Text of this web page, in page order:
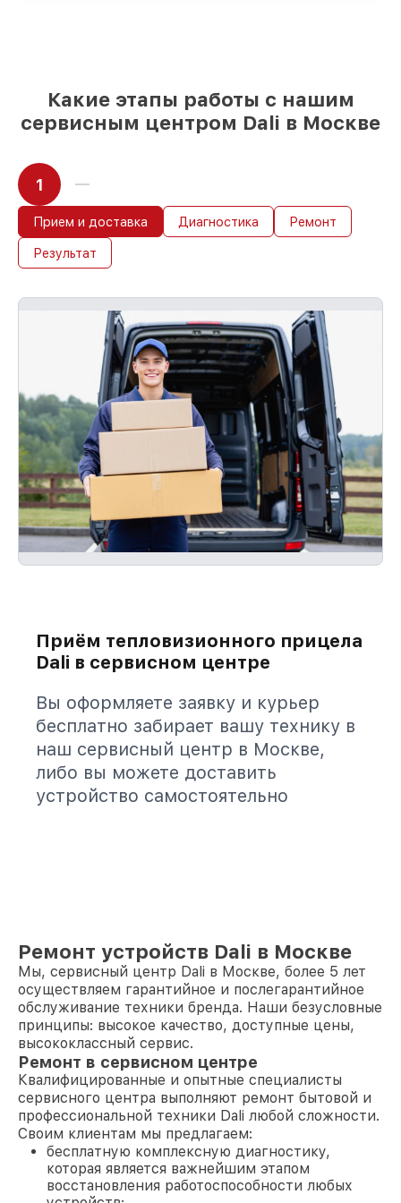
Какие этапы работы с нашим
сервисным центром Dali в Москве
1
Прием и доставка Диагностика Ремонт
Результат
Приём тепловизионного прицела
Dali в сервисном центре
Вы оформляете заявку и курьер
бесплатно забирает вашу технику в
наш сервисный центр в Москве,
либо вы можете доставить
устройство самостоятельно
Ремонт устройств Dali в Москве
Мы, сервисный центр Dali в Москве, более 5 лет
осуществляем гарантийное и послегарантийное
обслуживание техники бренда. Наши безусловные
принципы: высокое качество, доступные цены,
высококлассный сервис.
Ремонт в сервисном центре
Квалифицированные и опытные специалисты
сервисного центра выполняют ремонт бытовой и
профессиональной техники Dali любой сложности.
Своим клиентам мы предлагаем:
бесплатную комплексную диагностику,
которая является важнейшим этапом
восстановления работоспособности любых